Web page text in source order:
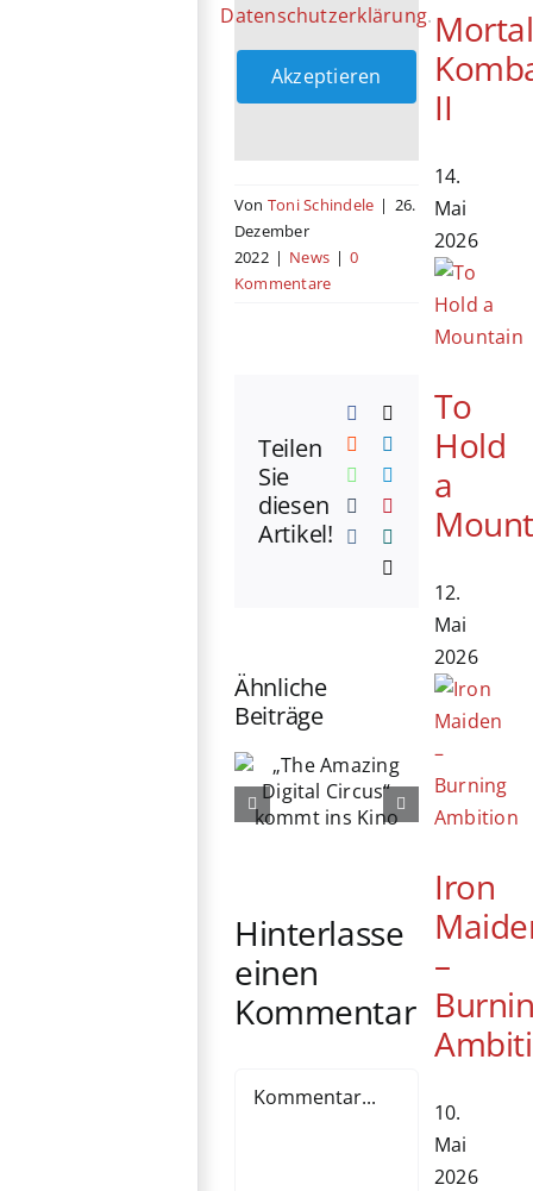
Datenschutzerklärung.
Akzeptieren
Von Toni Schindele | 26.
Dezember
2022 | News | 0
Kommentare
Teilen
Sie
diesen
Artikel!
Facebook
Reddit LinkedIn
WhatsApp
Tumblr
Ähnliche
Beiträge
76. Berlinale
eröffnet:
Michelle
Ehrenbären
Hinterlasse
einen
Kommentar
Mortal
II
14.
Mai
2026
To
Hold
a
12.
Mai
2026
Iron
–
10.
Mai
2026